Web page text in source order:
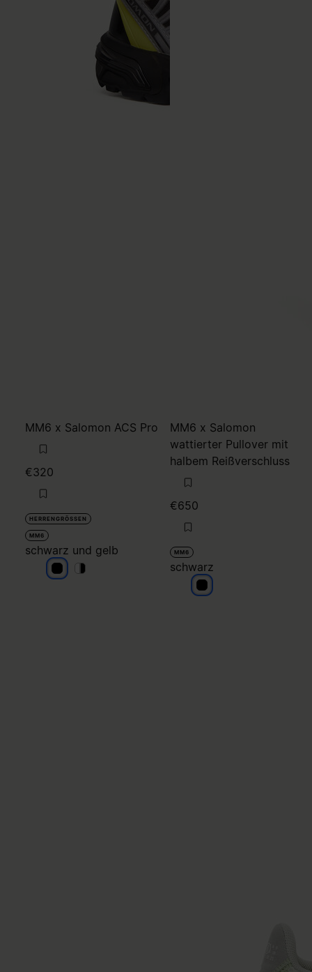
MM6 x Salomon ACS Pro
€320
HERRENGRÖSSEN
MM6
schwarz und gelb
schwarz und gelb
schwarz und gelb
schwarz und gelb
MM6 x Salomon
wattierter Pullover mit
halbem Reißverschluss
€650
MM6
schwarz
schwarz